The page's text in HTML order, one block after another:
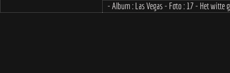
- Album : Las Vegas - Foto : 17 - Het witte